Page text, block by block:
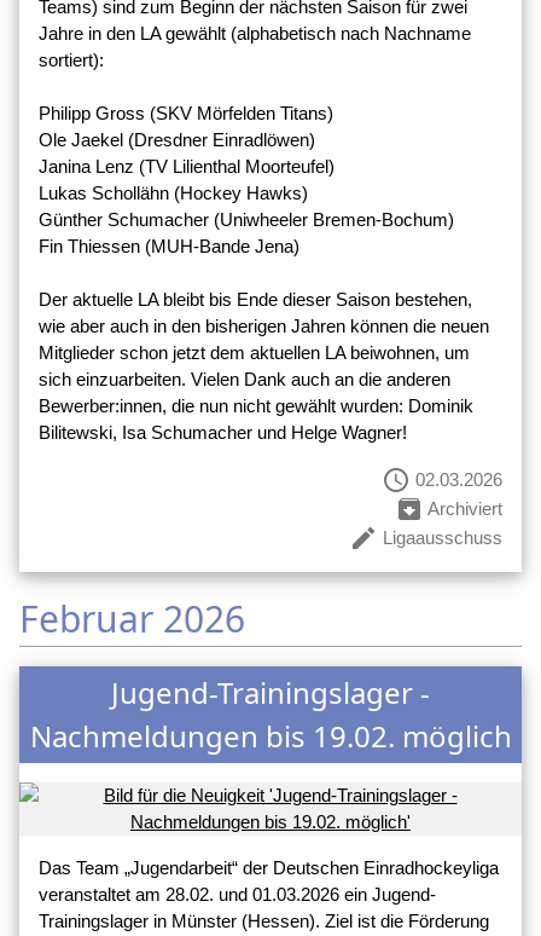
Teams) sind zum Beginn der nächsten Saison für zwei
Jahre in den LA gewählt (alphabetisch nach Nachname
sortiert):
Philipp Gross (SKV Mörfelden Titans)
Ole Jaekel (Dresdner Einradlöwen)
Janina Lenz (TV Lilienthal Moorteufel)
Lukas Schollähn (Hockey Hawks)
Günther Schumacher (Uniwheeler Bremen-Bochum)
Fin Thiessen (MUH-Bande Jena)
Der aktuelle LA bleibt bis Ende dieser Saison bestehen,
wie aber auch in den bisherigen Jahren können die neuen
Mitglieder schon jetzt dem aktuellen LA beiwohnen, um
sich einzuarbeiten. Vielen Dank auch an die anderen
Bewerber:innen, die nun nicht gewählt wurden: Dominik
Bilitewski, Isa Schumacher und Helge Wagner!
schedule 02.03.2026
archive Archiviert
create Ligaausschuss
Februar 2026
Jugend-Trainingslager -
Nachmeldungen bis 19.02. möglich
Das Team „Jugendarbeit“ der Deutschen Einradhockeyliga
veranstaltet am 28.02. und 01.03.2026 ein Jugend-
Trainingslager in Münster (Hessen). Ziel ist die Förderung